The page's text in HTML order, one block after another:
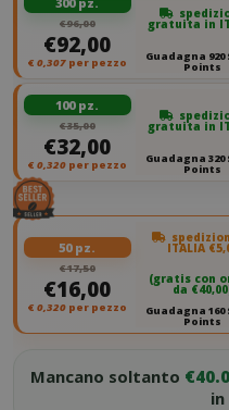
€96,00
€92,00
€ 0,307per pezzo
gratuita in
Guadagna 920
Points
100 pz.
€35,00
€32,00
€ 0,320per pezzo
gratuita in
Guadagna 320
Points
50 pz.
€17,50
€16,00
€ 0,320per pezzo
ITALIA
(gratis con
da
Guadagna 160
Points
Mancano soltanto